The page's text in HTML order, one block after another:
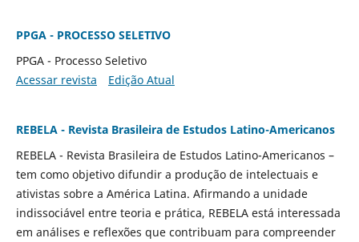
PPGA - PROCESSO SELETIVO
PPGA - Processo Seletivo
Acessar revista
Edição Atual
REBELA - Revista Brasileira de Estudos Latino-Americanos
REBELA - Revista Brasileira de Estudos Latino-Americanos –
tem como objetivo difundir a produção de intelectuais e
ativistas sobre a América Latina. Afirmando a unidade
indissociável entre teoria e prática, REBELA está interessada
em análises e reflexões que contribuam para compreender